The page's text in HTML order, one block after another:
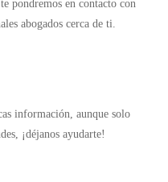
pondremos en contacto con
abogados cerca de ti.
información, aunque solo
¡déjanos ayudarte!